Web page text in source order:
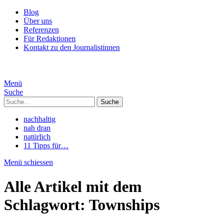
Blog
Über uns
Referenzen
Für Redaktionen
Kontakt zu den Journalistinnen
Menü
Suche
Suche
nachhaltig
nah dran
natürlich
11 Tipps für…
Menü schiessen
Alle Artikel mit dem
Schlagwort: Townships